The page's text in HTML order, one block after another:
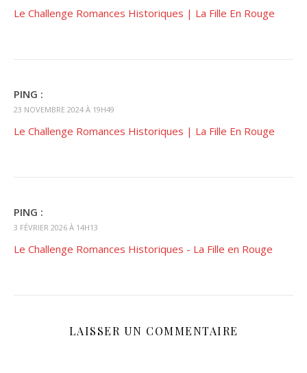
Le Challenge Romances Historiques | La Fille En Rouge
PING :
23 NOVEMBRE 2024 À 19H49
Le Challenge Romances Historiques | La Fille En Rouge
PING :
3 FÉVRIER 2026 À 14H13
Le Challenge Romances Historiques - La Fille en Rouge
LAISSER UN COMMENTAIRE